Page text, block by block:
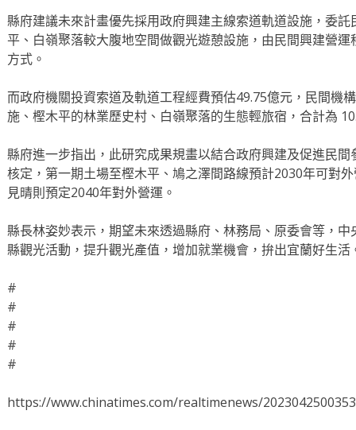
縣府建議未來計畫優先採用政府興建主線索道軌道設施，委
平、白嶺聚落較大腹地空間做觀光遊憩設施，由民間興建營
方式。
而政府機關投資索道及軌道工程經費預估49.75億元，民間機
施、樫木平的林業歷史村、白嶺聚落的生態輕旅宿，合計為
縣府進一步指出，此研究成果規畫以結合政府興建及促進民
核定，第一期土場至樫木平、鳩之澤間路線預計2030年可對
見晴則預定2040年對外營運。
縣長林姿妙表示，期望未來透過縣府、林務局、原委會等，
縣觀光活動，提升觀光產值，增加就業機會，拚出宜蘭好生活
#
#
#
#
#
https://www.chinatimes.com/realtimenews/